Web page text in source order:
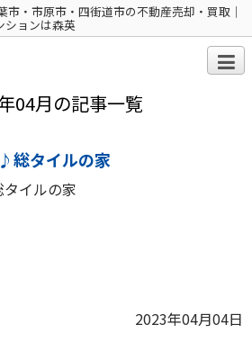
市・市原市・四街道市の不動産売却・買取｜
ションは森英
04月の記事一覧
総タイルの家
イルの家
2023年04月04日